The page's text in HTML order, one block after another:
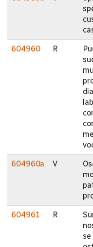
604960 R
604960a V
604961 R